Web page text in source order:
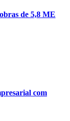
de 5,8 ME
com